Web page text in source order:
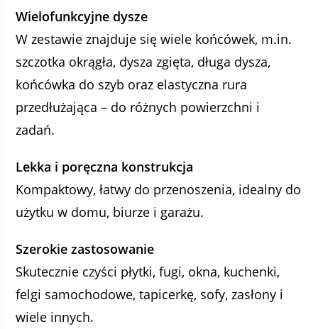
Wielofunkcyjne dysze
W zestawie znajduje się wiele końcówek, m.in.
szczotka okrągła, dysza zgięta, długa dysza,
końcówka do szyb oraz elastyczna rura
przedłużająca – do różnych powierzchni i
zadań.
Lekka i poręczna konstrukcja
Kompaktowy, łatwy do przenoszenia, idealny do
użytku w domu, biurze i garażu.
Szerokie zastosowanie
Skutecznie czyści płytki, fugi, okna, kuchenki,
felgi samochodowe, tapicerkę, sofy, zasłony i
wiele innych.